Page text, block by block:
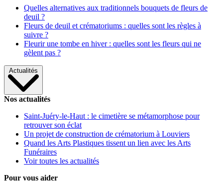
Quelles alternatives aux traditionnels bouquets de fleurs de
deuil ?
Fleurs de deuil et crématoriums : quelles sont les règles à
suivre ?
Fleurir une tombe en hiver : quelles sont les fleurs qui ne
gèlent pas ?
Actualités
Nos actualités
Saint-Juéry-le-Haut : le cimetière se métamorphose pour
retrouver son éclat
Un projet de construction de crématorium à Louviers
Quand les Arts Plastiques tissent un lien avec les Arts
Funéraires
Voir toutes les actualités
Pour vous aider